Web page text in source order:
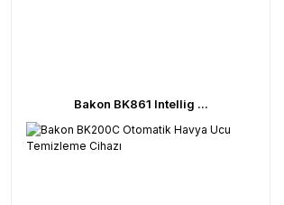
Bakon BK861 Intellig ...